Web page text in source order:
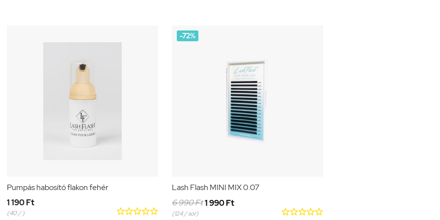
Pumpás habosító flakon fehér

1 190 Ft
(40 / )
-72%
Lash Flash MINI MIX 0.07

6 990 Ft1 990 Ft
(124 / sor)